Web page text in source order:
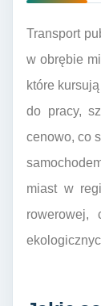
Transport
w obrębie
które
do pracy,
cenowo, co
miast w
rowerowej,